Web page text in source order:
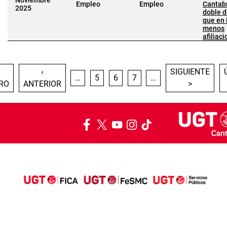
2025
Empleo Empleo
doble
que en
menos
Paginación
PÁGINAPÁGINA ANTERIOR
‹
ANTERIOR
… PÁGINA
5 PÁGINA
6 PÁGINA
7 …
SIGUIENTE
SIGUIENTE
>